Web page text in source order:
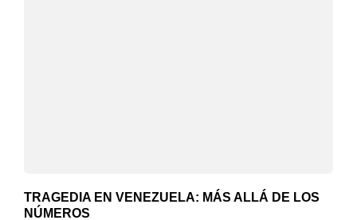
TRAGEDIA EN VENEZUELA: MÁS ALLÁ DE LOS
NÚMEROS